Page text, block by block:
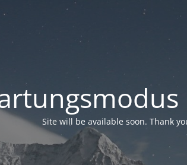
Site will be available soon. Thank